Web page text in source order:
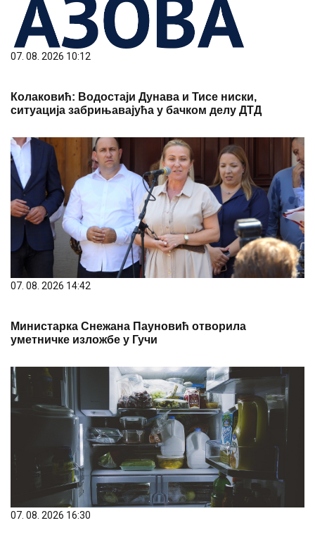
07. 08. 2026 10:12
Колаковић: Водостаји Дунава и Тисе ниски,
ситуација забрињавајућа у бачком делу ДТД
07. 08. 2026 14:42
Министарка Снежана Пауновић отворила
уметничке изложбе у Гучи
07. 08. 2026 16:30